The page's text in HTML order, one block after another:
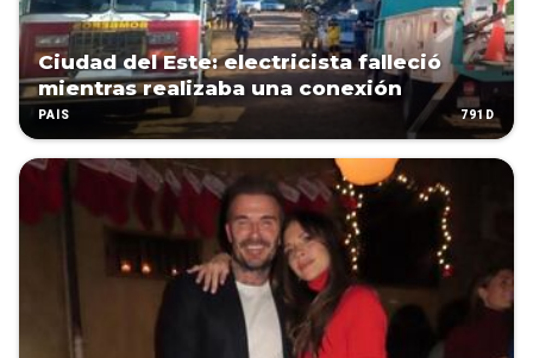
Ciudad del Este: electricista falleció
mientras realizaba una conexión
PAÍS 791D